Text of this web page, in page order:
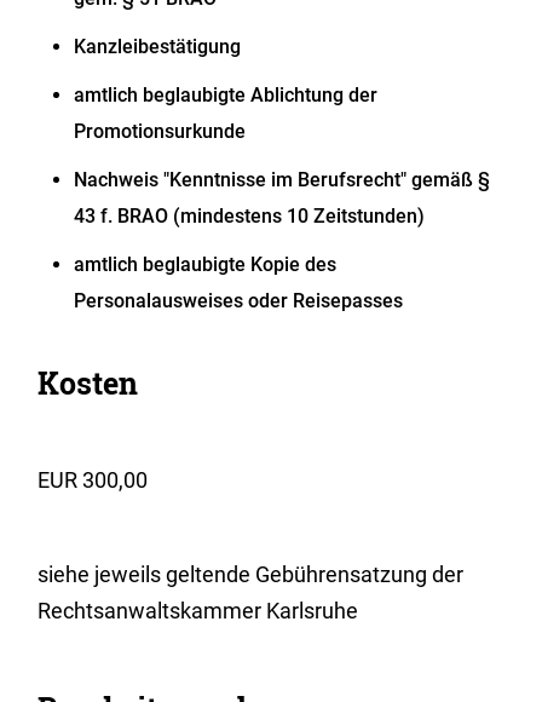
Kanzleibestätigung
amtlich beglaubigte Ablichtung der
Promotionsurkunde
Nachweis "Kenntnisse im Berufsrecht" gemäß §
43 f. BRAO (mindestens 10 Zeitstunden)
amtlich beglaubigte Kopie des
Personalausweises oder Reisepasses
Kosten
EUR 300,00
siehe jeweils geltende Gebührensatzung der
Rechtsanwaltskammer Karlsruhe